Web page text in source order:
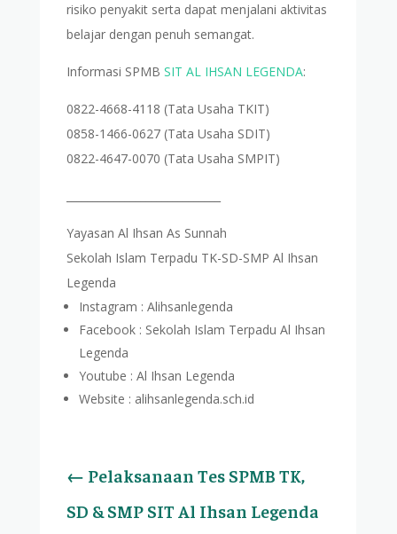
risiko penyakit serta dapat menjalani aktivitas
belajar dengan penuh semangat.
Informasi SPMB SIT AL IHSAN LEGENDA:
0822-4668-4118 (Tata Usaha TKIT)
0858-1466-0627 (Tata Usaha SDIT)
0822-4647-0070 (Tata Usaha SMPIT)
Yayasan Al Ihsan As Sunnah
Sekolah Islam Terpadu TK-SD-SMP Al Ihsan
Legenda
Instagram : Alihsanlegenda
Facebook : Sekolah Islam Terpadu Al Ihsan
Legenda
Youtube : Al Ihsan Legenda
Website : alihsanlegenda.sch.id
← Pelaksanaan Tes SPMB TK,
SD & SMP SIT Al Ihsan Legenda